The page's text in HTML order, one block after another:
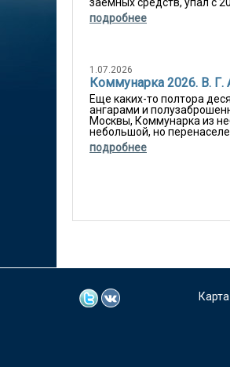
подробнее
1.07.2026
Коммунарка 2026. В.
Еще каких-то полтора
ангарами и
Москвы, Коммунарка из
небольшой, но
подробнее